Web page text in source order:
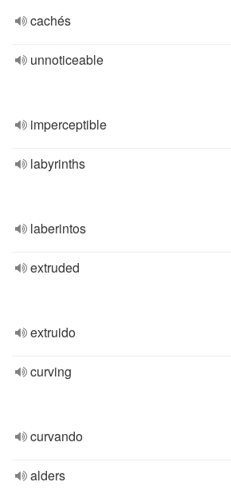
cachés
unnoticeable
imperceptible
labyrinths
laberintos
extruded
extruido
curving
curvando
alders